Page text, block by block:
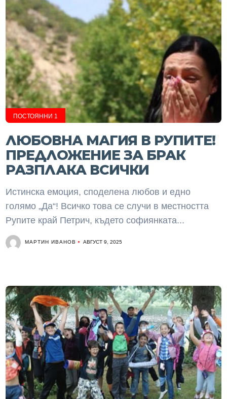
ПОСТОЯННИ 1
ЛЮБОВНА МАГИЯ В РУПИТЕ!
ПРЕДЛОЖЕНИЕ ЗА БРАК
РАЗПЛАКА ВСИЧКИ
Истинска емоция, споделена любов и едно
голямо „Да“! Всичко това се случи в местността
Рупите край Петрич, където софиянката...
МАРТИН ИВАНОВ АВГУСТ 9, 2025